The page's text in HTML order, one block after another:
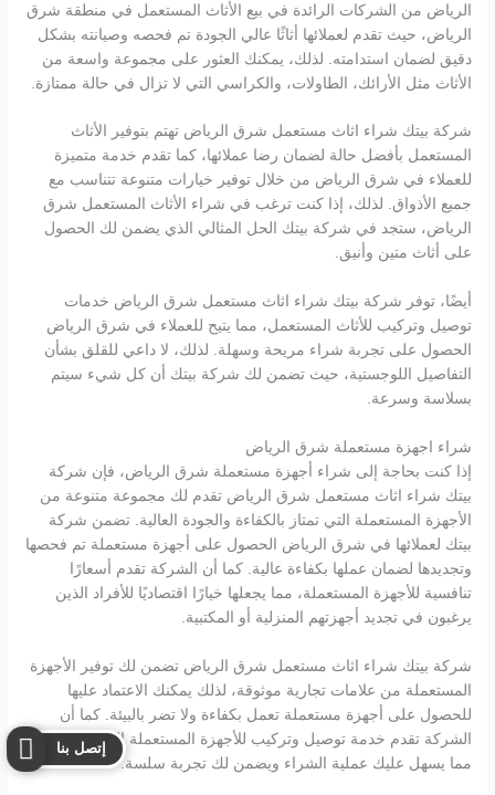
الرياض من الشركات الرائدة في بيع الأثاث المستعمل في منطقة شرق
الرياض، حيث تقدم لعملائها أثاثًا عالي الجودة تم فحصه وصيانته بشكل
دقيق لضمان استدامته. لذلك، يمكنك العثور على مجموعة واسعة من
الأثاث مثل الأرائك، الطاولات، والكراسي التي لا تزال في حالة ممتازة.
شركة بيتك شراء اثاث مستعمل شرق الرياض تهتم بتوفير الأثاث
المستعمل بأفضل حالة لضمان رضا عملائها، كما تقدم خدمة متميزة
للعملاء في شرق الرياض من خلال توفير خيارات متنوعة تتناسب مع
جميع الأذواق. لذلك، إذا كنت ترغب في شراء الأثاث المستعمل شرق
الرياض، ستجد في شركة بيتك الحل المثالي الذي يضمن لك الحصول
على أثاث متين وأنيق.
أيضًا، توفر شركة بيتك شراء اثاث مستعمل شرق الرياض خدمات
توصيل وتركيب للأثاث المستعمل، مما يتيح للعملاء في شرق الرياض
الحصول على تجربة شراء مريحة وسهلة. لذلك، لا داعي للقلق بشأن
التفاصيل اللوجستية، حيث تضمن لك شركة بيتك أن كل شيء سيتم
بسلاسة وسرعة.
شراء اجهزة مستعملة شرق الرياض
إذا كنت بحاجة إلى شراء أجهزة مستعملة شرق الرياض، فإن شركة
بيتك شراء اثاث مستعمل شرق الرياض تقدم لك مجموعة متنوعة من
الأجهزة المستعملة التي تمتاز بالكفاءة والجودة العالية. تضمن شركة
بيتك لعملائها في شرق الرياض الحصول على أجهزة مستعملة تم فحصها
وتجديدها لضمان عملها بكفاءة عالية. كما أن الشركة تقدم أسعارًا
تنافسية للأجهزة المستعملة، مما يجعلها خيارًا اقتصاديًا للأفراد الذين
يرغبون في تجديد أجهزتهم المنزلية أو المكتبية.
شركة بيتك شراء اثاث مستعمل شرق الرياض تضمن لك توفير الأجهزة
المستعملة من علامات تجارية موثوقة، لذلك يمكنك الاعتماد عليها
للحصول على أجهزة مستعملة تعمل بكفاءة ولا تضر بالبيئة. كما أن
الشركة تقدم خدمة توصيل وتركيب للأجهزة المستعملة التي تشتريها،
مما يسهل عليك عملية الشراء ويضمن لك تجربة سلسة.
إتصل بنا